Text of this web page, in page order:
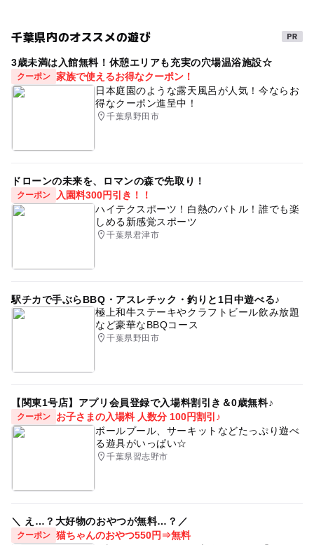
千葉県内のオススメの遊び
3歳未満は入館無料！休憩エリアも充実の穴場温浴施設☆
クーポン 家族で使えるお得なクーポン！
日本庭園のような露天風呂が人気！今ならお
得なクーポン進呈中！
千葉県野田市
ドローンの未来を、ロマンの森で先取り！
クーポン
入園料300円引き！！
ハイテクスポーツ！白熱のバトル！誰でも楽
しめる新感覚スポーツ
千葉県君津市
駅チカで手ぶらBBQ・アスレチック・釣りと1日中遊べる♪
極上和牛ステーキやクラフトビール飲み放題
など豪華なBBQコース
千葉県野田市
【関東1号店】アプリ会員登録で入場料割引き＆0歳無料♪
クーポン
お子さまの入場料 人数分 100円割引♪
ボールプール、サーキットなどたっぷり遊べ
る遊具がいっぱい☆
千葉県習志野市
＼ え…？大好物のおやつが無料…？／
クーポン 猫ちゃんのおやつ550円⇒無料